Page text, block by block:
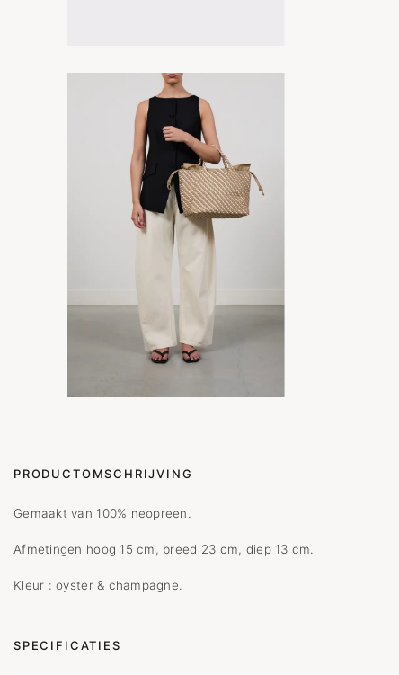
PRODUCTOMSCHRIJVING
Gemaakt van 100% neopreen.
Afmetingen hoog 15 cm, breed 23 cm, diep 13 cm.
Kleur : oyster & champagne.
SPECIFICATIES